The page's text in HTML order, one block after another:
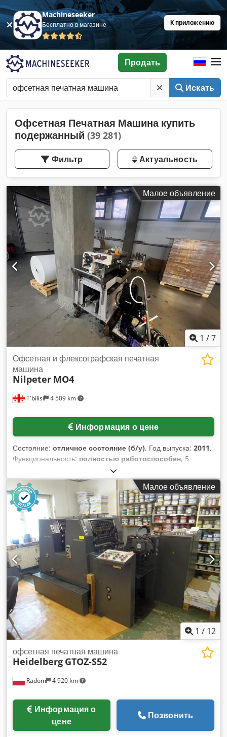
Machineseeker
Бесплатно в магазине К приложению
Искать
Продать
Офсетная Печатная Машина купить
подержанный (39 281)
Фильтр Актуальность
Малое объявление
1 /7
T'bilisi 4 509 km
Офсетная и флексографская печатная
машина
Nilpeter MO4
Информация о цене
Состояние: отличное состояние (б/у), Год выпуска: 2011,
Функциональность: полностью работоспособен, 5
печатных машин офсетной печати + 1 машина
ротационной печати + 1 машина офсетной печати + 1
машина флексографской печати + 1 машина для печати по
трафарету + 1 машина для трафаретной печати. Dcedpfx
Ajzr E Nxekkok
Малое объявление
1 / 12
Radom 4 920 km
офсетная печатная машина
Heidelberg GTOZ-S52
цене
Позвонить